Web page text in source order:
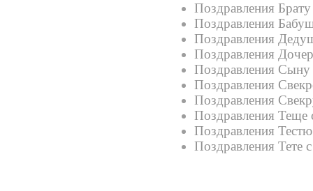
Поздравления
Поздравления
Поздравления
Поздравления
Поздравления
Поздравления
Поздравления
Поздравления Теще
Поздравления
Поздравления Тете